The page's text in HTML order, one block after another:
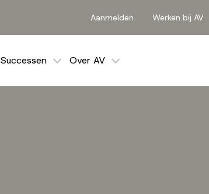
Aanmelden Werken bij AV
Successen Over AV